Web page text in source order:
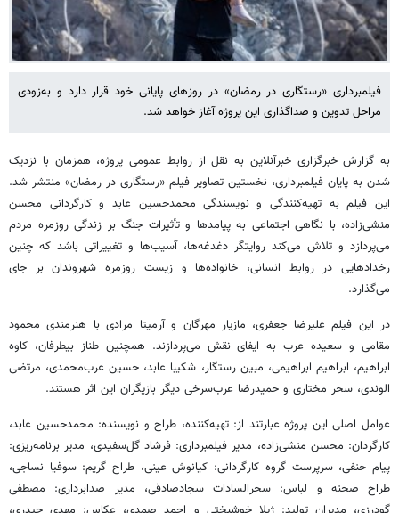
فیلمبرداری «رستگاری در رمضان» در روزهای پایانی خود قرار دارد و به‌زودی
مراحل تدوین و صداگذاری این پروژه آغاز خواهد شد.
به گزارش خبرگزاری خبرآنلاین به نقل از روابط عمومی پروژه، همزمان با نزدیک
شدن به پایان فیلمبرداری، نخستین تصاویر فیلم «رستگاری در رمضان» منتشر شد.
این فیلم به تهیه‌کنندگی و نویسندگی محمدحسین عابد و کارگردانی محسن
منشی‌زاده، با نگاهی اجتماعی به پیامدها و تأثیرات جنگ بر زندگی روزمره مردم
می‌پردازد و تلاش می‌کند روایتگر دغدغه‌ها، آسیب‌ها و تغییراتی باشد که چنین
رخدادهایی در روابط انسانی، خانواده‌ها و زیست روزمره شهروندان بر جای
می‌گذارد.
در این فیلم علیرضا جعفری، مازیار مهرگان و آرمیتا مرادی با هنرمندی محمود
مقامی و سعیده عرب به ایفای نقش می‌پردازند. همچنین طناز بیطرفان، کاوه
ابراهیم، ابراهیم ابراهیمی، مبین رستگار، شکیبا عابد، حسین عرب‌محمدی، مرتضی
الوندی، سحر مختاری و حمیدرضا عرب‌سرخی دیگر بازیگران این اثر هستند.
عوامل اصلی این پروژه عبارتند از: تهیه‌کننده، طراح و نویسنده: محمدحسین عابد،
کارگردان: محسن منشی‌زاده، مدیر فیلمبرداری: فرشاد گل‌سفیدی، مدیر برنامه‌ریزی:
پیام حنفی، سرپرست گروه کارگردانی: کیانوش عینی، طراح گریم: سوفیا نساجی،
طراح صحنه و لباس: سحرالسادات سجادصادقی، مدیر صدابرداری: مصطفی